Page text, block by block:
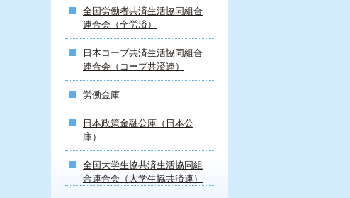
全国労働者共済生活協同組合
連合会（全労済）
日本コープ共済生活協同組合
連合会（コープ共済連）
労働金庫
日本政策金融公庫（日本公
庫）
全国大学生協共済生活協同組
合連合会（大学生協共済連）